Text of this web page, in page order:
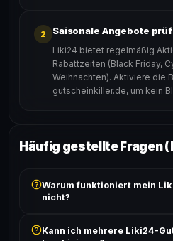
2 Saisonale Angebote
Liki24 bietet regelmäßig
Rabattzeiten (Black Friday,
Weihnachten). Aktiviere die
gutscheinkiller.de, um kein
Häufig gestellte Fragen
Warum funktioniert mein
nicht?
ist und ob der Code nicht für
Kann ich mehrere Liki24-